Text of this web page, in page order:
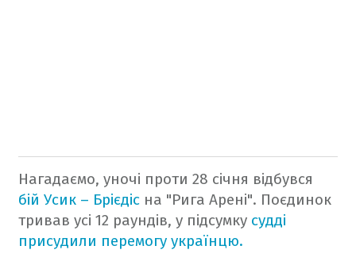
Нагадаємо, уночі проти 28 січня відбувся
бій Усик – Брієдіс на "Рига Арені". Поєдинок
тривав усі 12 раундів, у підсумку судді
присудили перемогу українцю.